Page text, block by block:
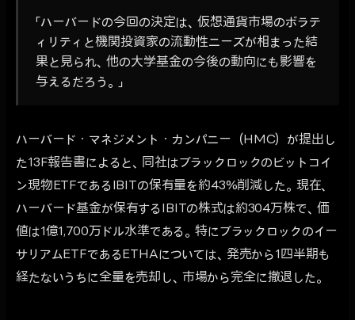
「ハーバードの今回の決定は、仮想通貨市場のボラテ
ィリティと機関投資家の流動性ニーズが相まった結
果と見られ、他の大学基金の今後の動向にも影響を
与えるだろう。」
ハーバード・マネジメント・カンパニー（HMC）が提出し
た13F報告書によると、同社はブラックロックのビットコイ
ン現物ETFであるIBITの保有量を約43%削減した。現在、
ハーバード基金が保有するIBITの株式は約304万株で、価
値は1億1,700万ドル水準である。特にブラックロックのイー
サリアムETFであるETHAについては、発売から1四半期も
経たないうちに全量を売却し、市場から完全に撤退した。